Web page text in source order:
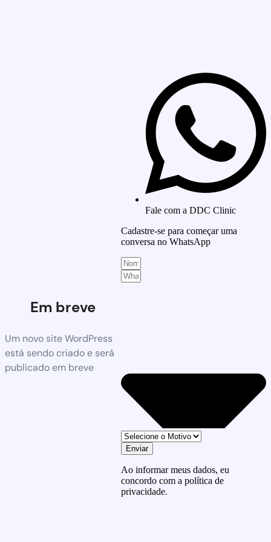
Em breve
Um novo site WordPress
está sendo criado e será
publicado em breve
Fale com a DDC Clinic
Cadastre-se para começar uma
conversa no WhatsApp
Enviar
Ao informar meus dados, eu
concordo com a política de
privacidade.